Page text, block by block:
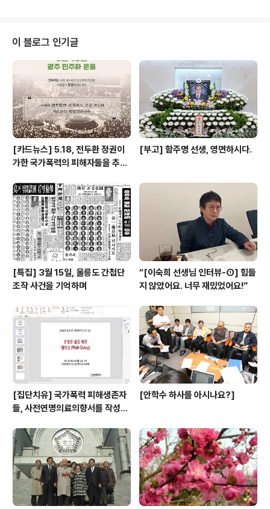
흑 속 횃불’로 시대정신을 벼리다 [한겨레S] 기획함세웅의 붓으로 쓰는 역사 기
도사목 은퇴한 뒤 뒤늦게 붓글씨 공부“살아있는 글..
이 블로그 인기글
[카드뉴스] 5.18, 전두환 정권이
가한 국가폭력의 피해자들을 추념
[부고] 함주명 선생, 영면하시다.
[특집] 3월 15일, 울릉도 간첩단
조작 사건을 기억하며
“[이숙희 선생님 인터뷰-①] 힘들
지 않았어요. 너무 재밌었어요!”
[집단치유] 국가폭력 피해생존자
들, 사전연명의료의향서를 작성하
[안학수 하사를 아시나요?]